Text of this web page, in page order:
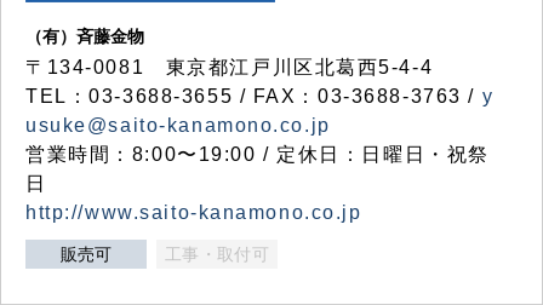
（有）斉藤金物
〒134-0081 東京都江戸川区北葛西5-4-4
TEL：03-3688-3655 / FAX：03-3688-3763 / y
usuke@saito-kanamono.co.jp
営業時間：8:00〜19:00 / 定休日：日曜日・祝祭
日
http://www.saito-kanamono.co.jp
販売可 工事・取付可